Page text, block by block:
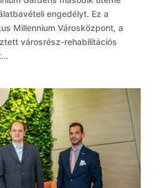
engedélyt. Ez a
Millennium Városközpont, a
városrész-rehabilitációs